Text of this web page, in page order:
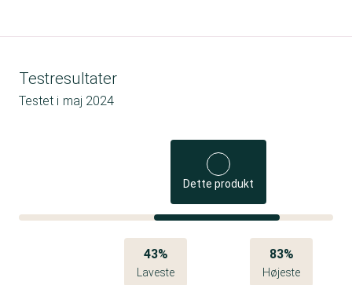
Testresultater
Testet i maj 2024
Dette produkt
43%
Laveste
83%
Højeste